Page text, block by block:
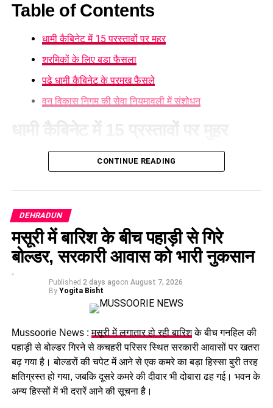
Table of Contents
धामी कैबिनेट में 15 प्रस्तावों पर मुहर
श्रमिकों के लिए बड़ा फैसला
पढ़े धामी कैबिनेट के प्रमुख फैसले
वन विकास निगम की सेवा नियमावली में संशोधन
आज हुई कैबिनेट की बैठक में 15 प्रस्तावों पर मुहर लगी है। कैबिनेट ने
गोपालन योजना में सामान्य वर्ग को भी शामिल करने का निर्णय लिया है।
श्रमिकों के लिए बड़ा फैसला
कैबिनेट नेउत्तराखंड मजदूरी संहिता नियमावलीको मंजूरी दी।
इसके तहत श्रमिकों को हर महीने की 7 तारीख तक वेतन देना
मजदूरी का प्रावधान भी किया गया है।
CONTINUE READING
DEHRADUN
मसूरी में बारिश के बीच पहाड़ी से गिरे
बोल्डर, सरकारी आवास को भारी नुकसान
Published 2 days agoon August 7, 2026
By Yogita Bisht
Mussoorie News :मसूरी में लगातार हो रही बारिशके बीच गनहिल की
पहाड़ी से बोल्डर गिरने से कचहरी परिसर स्थित सरकारी आवासों पर खतरा
बढ़ गया है। बोल्डरों की चपेट में आने से एक कमरे का बड़ा हिस्सा बुरी तरह
क्षतिग्रस्त हो गया, जबकि दूसरे कमरे की दीवार भी दोबारा ढह गई। भवन के
अन्य हिस्सों में भी दरारें आने की सूचना है।